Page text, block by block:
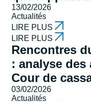
13/02/2026
Actualités
LIRE PLUS
LIRE PLUS
Rencontres
: analyse des
Cour de
03/02/2026
Actualités